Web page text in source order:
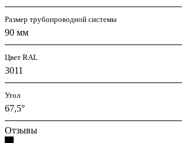
Размер трубопроводной системы
90 мм
Цвет RAL
3011
Угол
67,5°
Отзывы